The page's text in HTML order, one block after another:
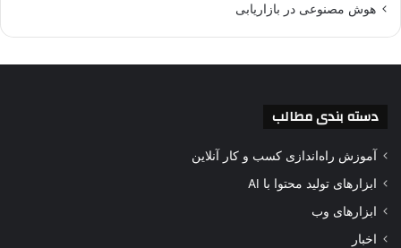
هوش مصنوعی در بازاریابی
دسته بندی مطالب
آموزش راه‌اندازی کسب و کار آنلاین
ابزارهای تولید محتوا با AI
ابزارهای وب
اخبار